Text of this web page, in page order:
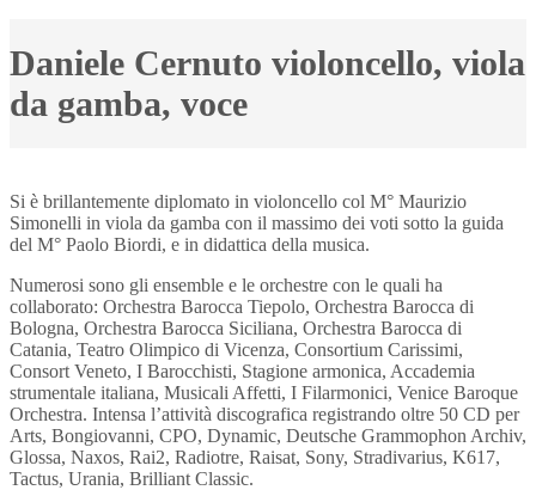
Daniele Cernuto violoncello, viola
da gamba, voce
Si è brillantemente diplomato in violoncello col M° Maurizio
Simonelli in viola da gamba con il massimo dei voti sotto la guida
del M° Paolo Biordi, e in didattica della musica.
Numerosi sono gli ensemble e le orchestre con le quali ha
collaborato: Orchestra Barocca Tiepolo, Orchestra Barocca di
Bologna, Orchestra Barocca Siciliana, Orchestra Barocca di
Catania, Teatro Olimpico di Vicenza, Consortium Carissimi,
Consort Veneto, I Barocchisti, Stagione armonica, Accademia
strumentale italiana, Musicali Affetti, I Filarmonici, Venice Baroque
Orchestra. Intensa l’attività discografica registrando oltre 50 CD per
Arts, Bongiovanni, CPO, Dynamic, Deutsche Grammophon Archiv,
Glossa, Naxos, Rai2, Radiotre, Raisat, Sony, Stradivarius, K617,
Tactus, Urania, Brilliant Classic.